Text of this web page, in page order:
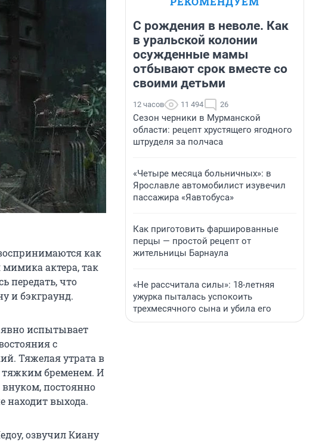
как
актера, так
передать, что
и бэкграунд.
явно испытывает
с
Тяжелая утрата в
тяжким бременем. И
постоянно
находит выхода.
озвучил Киану
С рождения в неволе. Как
в уральской колонии
осужденные мамы
отбывают срок вместе со
своими детьми
12 часов 11 494 26
Сезон черники в Мурманской
области: рецепт хрустящего ягодного
штруделя за полчаса
«Четыре месяца больничных»: в
Ярославле автомобилист изувечил
пассажира «Яавтобуса»
Как приготовить фаршированные
перцы — простой рецепт от
жительницы Барнаула
«Не рассчитала силы»: 18-летняя
ужурка пыталась успокоить
трехмесячного сына и убила его